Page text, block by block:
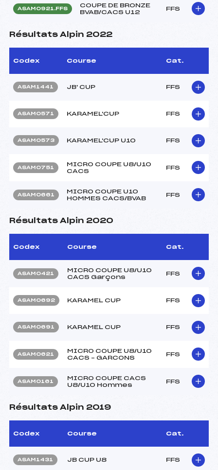
ASAM0921.FFS
COUPE DE BRONZE
BVAB/CACS U12
FFS
Résultats Alpin 2022
Codex Course Cat.
ASAM1441 JB' CUP FFS
ASAM0571 KARAMEL'CUP FFS
ASAM0573 KARAMEL'CUP U10 FFS
ASAM0751
MICRO COUPE U8/U10
CACS
FFS
ASAM0661
MICRO COUPE U10
HOMMES CACS/BVAB
FFS
Résultats Alpin 2020
Codex Course Cat.
ASAM0421
MICRO COUPE U8/U10
CACS Garçons
FFS
ASAM0692 KARAMEL CUP FFS
ASAM0691 KARAMEL CUP FFS
ASAM0621
MICRO COUPE U8/U10
CACS – GARCONS
FFS
ASAM0161
MICRO COUPE CACS
U8/U10 Hommes
FFS
Résultats Alpin 2019
Codex Course Cat.
ASAM1431 JB CUP U8 FFS